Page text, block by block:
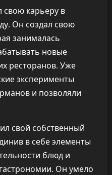
свою карьеру в
Он создал свою
занималась
новые
ресторанов. Уже
эксперименты
и позволяли
свой собственный
в себе элементы
блюд и
Он умело